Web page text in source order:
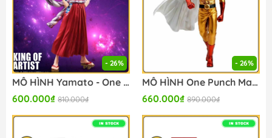
- 26%
MÔ HÌNH Yamato - One Piece - King of Artist - Special Ver. (Bandai Spirits) FIGURE CHÍNH HÃNG
600.000₫ 810.000₫
- 26%
MÔ HÌNH One Punch Man - Saitama - Grandista - Metallic Ver. (Bandai Spirits)FIGURE CHÍNH HÃNG
660.000₫ 890.000₫